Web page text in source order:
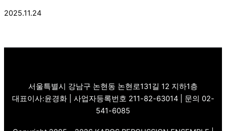
2025.11.24
서울특별시 강남구 논현동 논현로131길 12 지하1층
대표이사:윤경화 | 사업자등록번호 211-82-63014 | 문의 02-
541-6085